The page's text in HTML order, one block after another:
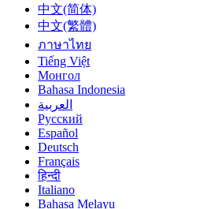
中文(简体)
中文(繁體)
ภาษาไทย
Tiếng Việt
Монгол
Bahasa Indonesia
العربية
Русский
Español
Deutsch
Français
हिन्दी
Italiano
Bahasa Melayu